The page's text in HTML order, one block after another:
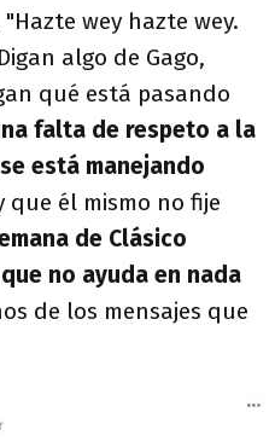
"Hazte wey hazte wey.
algo de Gago,
qué está pasando
falta de respeto a la
está manejando
que él mismo no fije
de Clásico
no ayuda en nada
de los mensajes que